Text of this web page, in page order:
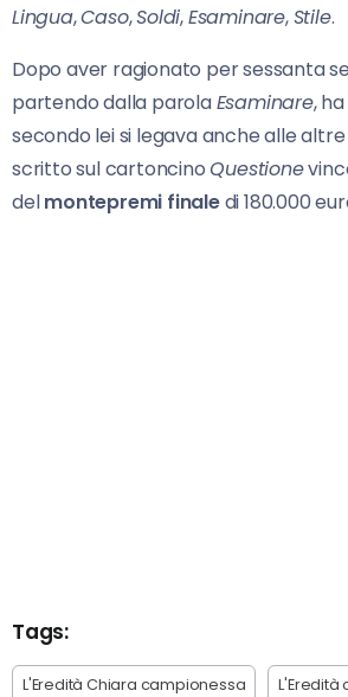
Lingua,Caso,Soldi,Esaminare,Stile.
Dopo aver ragionato per sessanta
partendo dalla parolaEsaminare,
secondo lei si legava anche alle
scritto sul cartoncinoQuestione
delmontepremi finaledi 180.000
Tags:
L'Eredità Chiara campionessa L'Eredità